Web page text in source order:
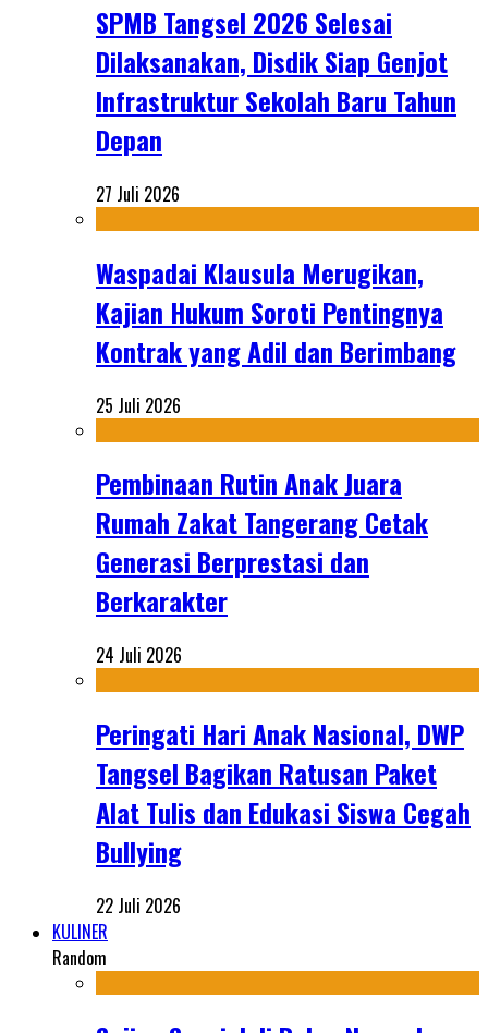
SPMB Tangsel 2026 Selesai
Dilaksanakan, Disdik Siap Genjot
Infrastruktur Sekolah Baru Tahun
Depan
27 Juli 2026
Waspadai Klausula Merugikan,
Kajian Hukum Soroti Pentingnya
Kontrak yang Adil dan Berimbang
25 Juli 2026
Pembinaan Rutin Anak Juara
Rumah Zakat Tangerang Cetak
Generasi Berprestasi dan
Berkarakter
24 Juli 2026
Peringati Hari Anak Nasional, DWP
Tangsel Bagikan Ratusan Paket
Alat Tulis dan Edukasi Siswa Cegah
Bullying
22 Juli 2026
KULINER
Random